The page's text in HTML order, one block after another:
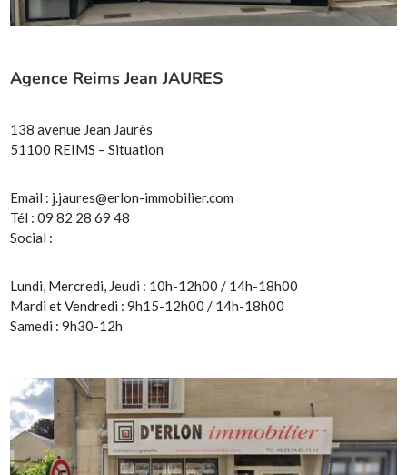
Agence Reims Jean JAURES
138 avenue Jean Jaurès
51100 REIMS – Situation
Email : j.jaures@erlon-immobilier.com
Tél : 09 82 28 69 48
Social :
Lundi, Mercredi, Jeudi : 10h-12h00 / 14h-18h00
Mardi et Vendredi : 9h15-12h00 / 14h-18h00
Samedi : 9h30-12h